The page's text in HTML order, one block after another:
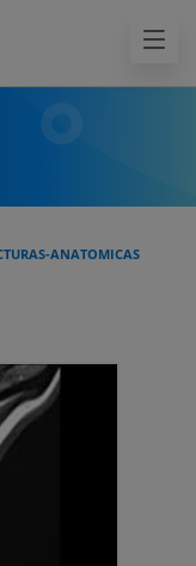
ANATOMICAS